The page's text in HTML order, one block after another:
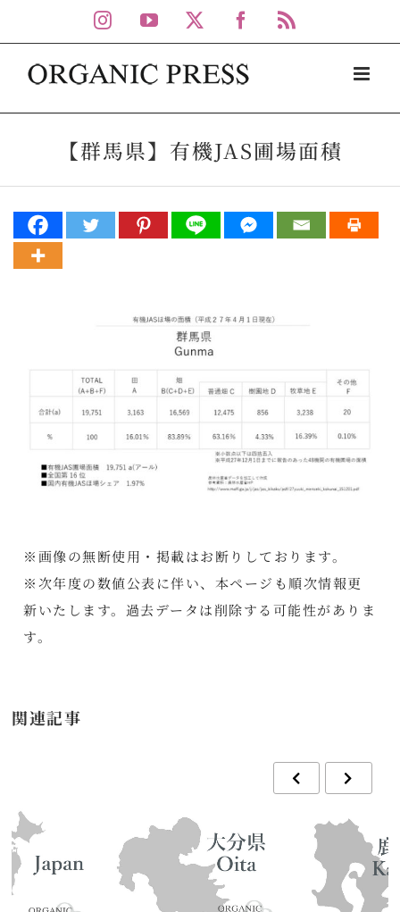
to
content
Instagram
YouTube Facebook
【群馬県】有機JAS圃場面積
※画像の無断使用・掲載はお断りしております。
※次年度の数値公表に伴い、本ページも順次情報更
新いたします。過去データは削除する可能性がありま
す。
関連記事